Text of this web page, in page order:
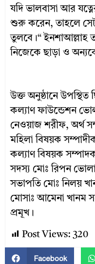
যদি ভালবাসা আর
শুরু করেন, তাহলে
তুলবে।“ ইনশাআল্লাহ
নিজেকে ছাড়া ও
উক্ত অনুষ্ঠানে
কল্যাণ ফাউন্ডেশন
নেওয়াজ শরীফ, অর্থ
মহিলা বিষয়ক
কল্যাণ বিষয়ক
সদস্য মোঃ রিপন
সভাপতি মোঃ নিলয়
মোসাঃ আমেনা খানম
প্রমূখ।
Post Views: 320
Facebook